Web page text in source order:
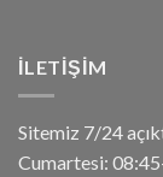
İLETIŞIM
Sitemiz 7/24
Cumartesi: